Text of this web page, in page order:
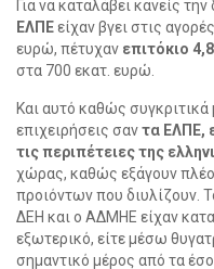
Για να καταλάβει κανείς
ΕΛΠΕείχαν βγει στις
ευρώ, πέτυχαν επιτόκιο
στα 700 εκατ. ευρώ.
Και αυτό καθώς
επιχειρήσεις σαντα ΕΛΠΕ,
τις περιπέτειες της
χώρας, καθώς εξάγουν
προιόντων που διυλίζουν.
ΔΕΗ και ο ΑΔΜΗΕ είχαν
εξωτερικό, είτε μέσω
σημαντικό μέρος από τα